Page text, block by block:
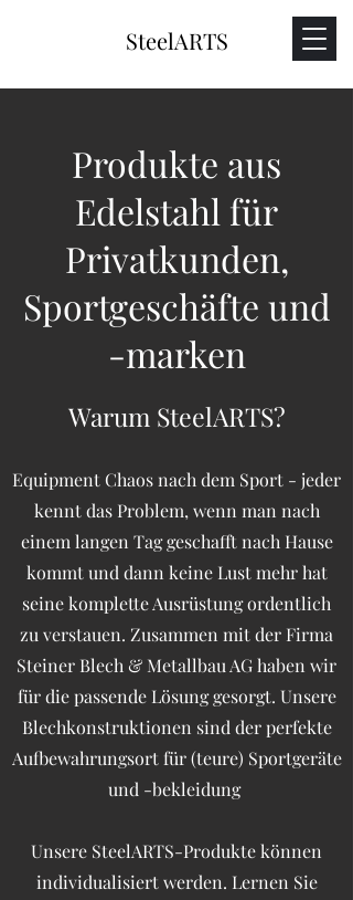
SteelARTS
Produkte aus
Edelstahl für
Privatkunden,
Sportgeschäfte und
-marken
Warum SteelARTS?
Equipment Chaos nach dem Sport - jeder
kennt das Problem, wenn man nach
einem langen Tag geschafft nach Hause
kommt und dann keine Lust mehr hat
seine komplette Ausrüstung ordentlich
zu verstauen. Zusammen mit der Firma
Steiner Blech & Metallbau AG haben wir
für die passende Lösung gesorgt. Unsere
Blechkonstruktionen sind der perfekte
Aufbewahrungsort für (teure) Sportgeräte
und -bekleidung
Unsere SteelARTS-Produkte können
individualisiert werden. Lernen Sie